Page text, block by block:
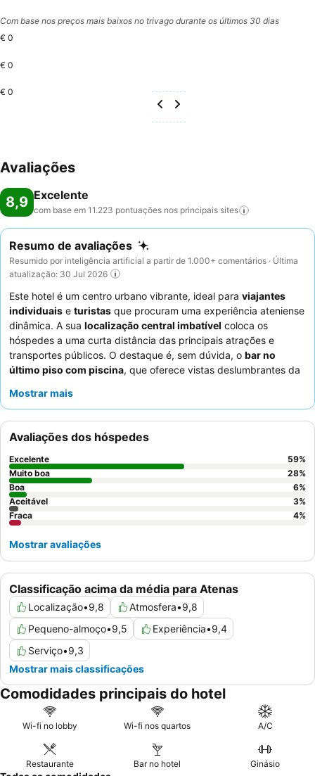
Com base nos preços mais baixos no trivago durante os últimos 30 dias
€ 0
€ 0
€ 0
Avaliações
8,9 Excelente
com base em 11.223 pontuações nos principais sites
Resumo de avaliações
Resumido por inteligência artificial a partir de 1.000+ comentários · Última
atualização: 30 Jul 2026
Este hotel é um centro urbano vibrante, ideal para viajantes
individuais e turistas que procuram uma experiência ateniense
dinâmica. A sua localização central imbatível coloca os
hóspedes a uma curta distância das principais atrações e
transportes públicos. O destaque é, sem dúvida, o bar no
último piso com piscina, que oferece vistas deslumbrantes da
gentileza e prestabilidade dos funcionários
considere solicitar um quarto num andar superior para vistas
melhoradas e tranquilidade.
Mostrar mais
Classificação acima da média para Atenas
Localização•9,8 Atmosfera•9,8
Pequeno-almoço•9,5 Experiência•9,4
Serviço•9,3
Mostrar mais classificações
Avaliações dos hóspedes
Excelente 59%
Muito boa
28%
Boa
6%
Aceitável
3%
Fraca
4%
Mostrar avaliações
Comodidades principais do hotel
Wi-fi no lobby Wi-fi nos quartos A/C
Restaurante Bar no hotel Ginásio